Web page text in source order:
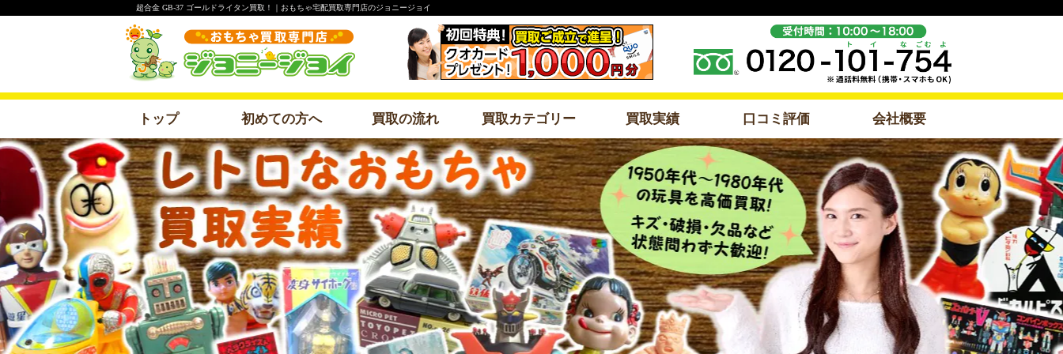
超合金 GB-37 ゴールドライタン買取！｜おもちゃ宅配買取専門店のジョニージョイ
トップ 初めての方へ 買取の流れ 買取カテゴリー 買取実績 口コミ評価 会社概要